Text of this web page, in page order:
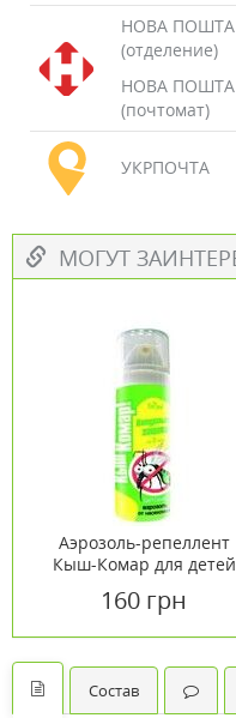
НОВА ПОШТА
(отделение)
НОВА ПОШТА
(почтомат)
УКРПОЧТА
МОГУТ
Аэрозоль-репеллент
Кыш-Комар для детей
160 грн
Состав